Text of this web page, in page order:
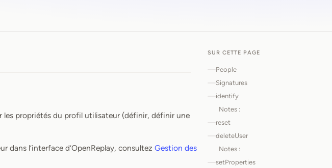
propriétés du profil utilisateur (définir, définir une
dans l’interface d’OpenReplay, consultez Gestion des
SUR CETTE PAGE
People
Signatures
identify
Notes :
reset
deleteUser
Notes :
setProperties